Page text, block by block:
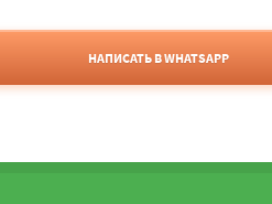
НАПИСАТЬ В WHATSAPP